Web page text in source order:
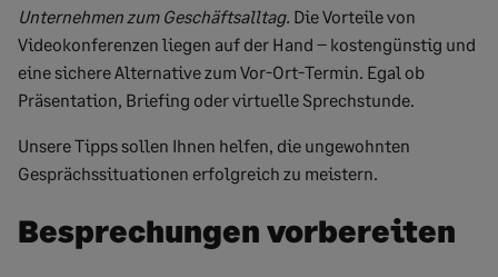
Unternehmen zum Geschäftsalltag. Die Vorteile von
Videokonferenzen liegen auf der Hand – kostengünstig und
eine sichere Alternative zum Vor-Ort-Termin. Egal ob
Präsentation, Briefing oder virtuelle Sprechstunde.
Unsere Tipps sollen Ihnen helfen, die ungewohnten
Gesprächssituationen erfolgreich zu meistern.
Besprechungen vorbereiten